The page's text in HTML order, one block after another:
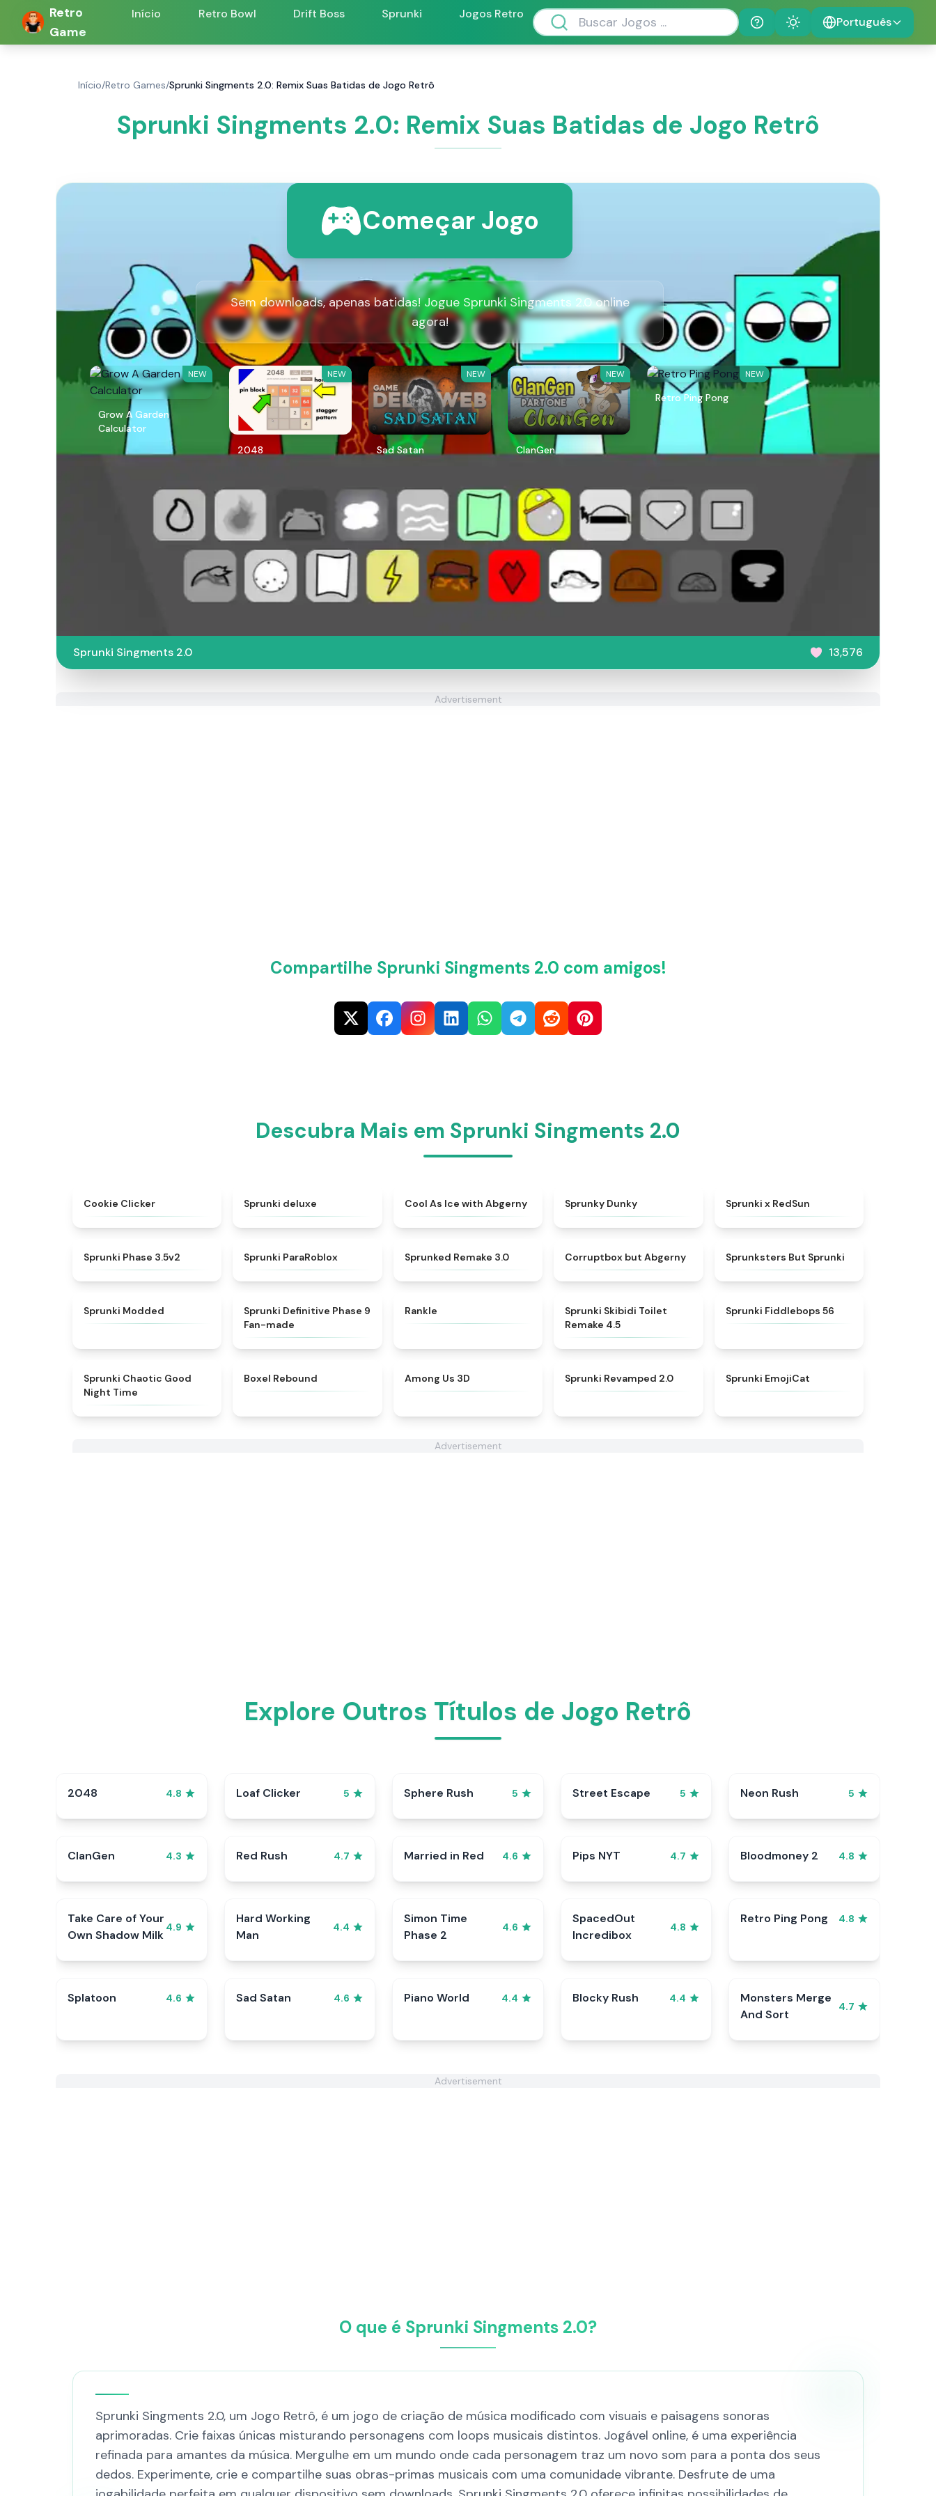
Retro
Game
Início Retro Bowl Drift Boss Sprunki
Jogos Retro
Help
Theme Português
Início/Retro Games/Sprunki Singments 2.0: Remix Suas Batidas de Jogo Retrô
Sprunki Singments 2.0: Remix Suas Batidas de Jogo Retrô
Começar Jogo
Sem downloads, apenas batidas! Jogue Sprunki Singments 2.0 online
agora!
NEW
Grow A Garden
Calculator
NEW
2048
NEW
Sad Satan
NEW
ClanGen
NEW
Retro Ping Pong
Sprunki Singments 2.0 13,576
Advertisement
Compartilhe Sprunki Singments 2.0 com amigos!
Descubra Mais em Sprunki Singments 2.0
Cookie Clicker Sprunki deluxe Cool As Ice with Abgerny Sprunky Dunky Sprunki x RedSun
Sprunki Phase 3.5v2 Sprunki ParaRoblox ★
Sprunked Remake 3.0 Corruptbox but Abgerny ★4.5
Sprunksters But Sprunki
Sprunki Modded 4.4
Sprunki Definitive Phase 9
Fan-made
Rankle
Sprunki Skibidi Toilet
Remake 4.5
★
Sprunki Fiddlebops 56
★
Sprunki Chaotic Good
Night Time
Boxel Rebound Among Us 3D ★
Sprunki Revamped 2.0 Sprunki EmojiCat
Advertisement
Explore Outros Títulos de Jogo Retrô
2048 4.8 Loaf Clicker 5 Sphere Rush 5 Street Escape 5 Neon Rush 5
ClanGen 4.3 Red Rush 4.7 Married in Red 4.6 Pips NYT 4.7 Bloodmoney 2 4.8
Take Care of Your
Own Shadow Milk
4.9
Hard Working
Man
4.4
Simon Time
Phase 2
4.6
SpacedOut
Incredibox
4.8
Retro Ping Pong 4.8
Splatoon 4.6 Sad Satan 4.6 Piano World 4.4 Blocky Rush 4.4
Monsters Merge
And Sort
4.7
Advertisement
O que é Sprunki Singments 2.0?
Sprunki Singments 2.0, um Jogo Retrô, é um jogo de criação de música modificado com visuais e paisagens sonoras
aprimoradas. Crie faixas únicas misturando personagens com loops musicais distintos. Jogável online, é uma experiência
refinada para amantes da música. Mergulhe em um mundo onde cada personagem traz um novo som para a ponta dos seus
dedos. Experimente, crie e compartilhe suas obras-primas musicais com uma comunidade vibrante. Desfrute de uma